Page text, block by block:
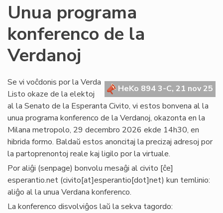
Unua programa
konferenco de la
Verdanoj
HeKo 894 3-C, 21 nov 25
Se vi voĉdonis por la Verda
Listo okaze de la elektoj
al la Senato de la Esperanta Civito, vi estos bonvena al la
unua programa konferenco de la Verdanoj, okazonta en la
Milana metropolo, 29 decembro 2026 ekde 14h30, en
hibrida formo. Baldaŭ estos anoncitaj la precizaj adresoj por
la partoprenontoj reale kaj ligilo por la virtuale.
Por aliĝi (senpage) bonvolu mesaĝi alcivito [ĉe]
esperantio.net (civito[at]esperantio[dot]net) kun temlinio:
aliĝo al la unua Verdana konferenco.
La konferenco disvolviĝos laŭ la sekva tagordo: